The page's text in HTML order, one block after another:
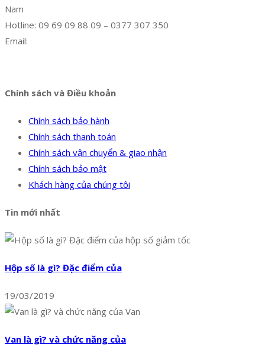
Nam
Hotline: 09 69 09 88 09 – 0377 307 350
Email:
Chính sách và Điều khoản
Chính sách bảo hành
Chính sách thanh toán
Chính sách vận chuyển & giao nhận
Chính sách bảo mật
Khách hàng của chúng tôi
Tin mới nhất
Hộp số là gì? Đặc điểm của
19/03/2019
Van là gì? và chức năng của